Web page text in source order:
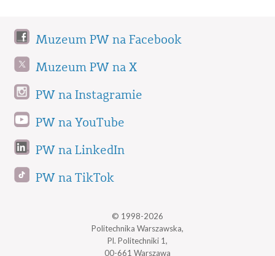
Muzeum PW na Facebook
Muzeum PW na X
PW na Instagramie
PW na YouTube
PW na LinkedIn
PW na TikTok
© 1998-2026
Politechnika Warszawska,
Pl. Politechniki 1,
00-661 Warszawa